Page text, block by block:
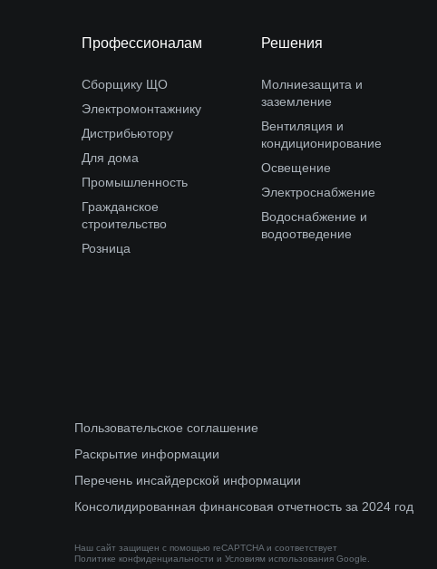
Профессионалам
Сборщику ЩО
Электромонтажнику
Дистрибьютору
Для дома
Промышленность
Гражданское
строительство
Розница
Решения
Молниезащита и
заземление
Вентиляция и
кондиционирование
Освещение
Электроснабжение
Водоснабжение и
водоотведение
Пользовательское соглашение
Раскрытие информации
Перечень инсайдерской информации
Консолидированная финансовая отчетность за 2024 год
Наш сайт защищен с помощью reCAPTCHA и соответствует
Политике конфиденциальности и Условиям использования Google.